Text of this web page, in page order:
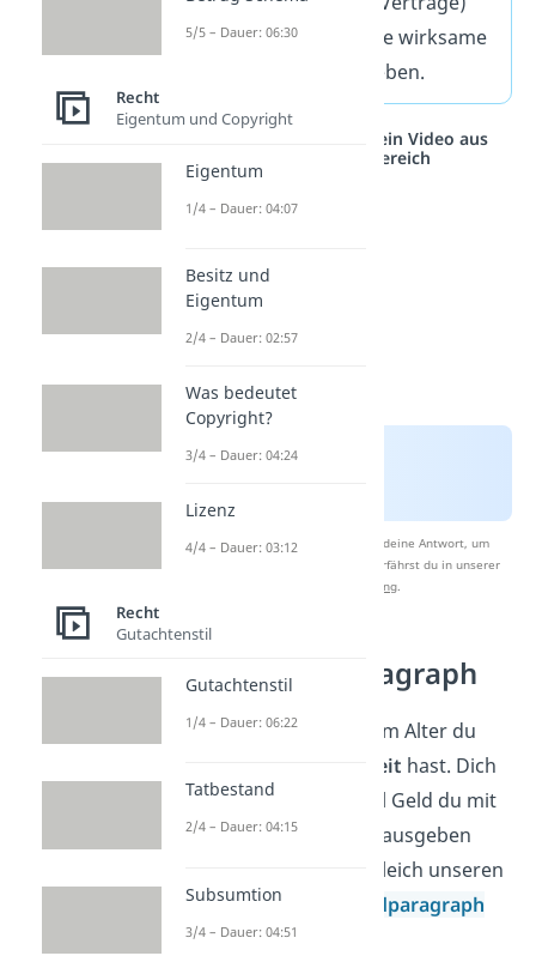
abschließen — also eine wirksame
abgeben.
Studyflix vernetzt: Hier ein Video aus
einem anderen Bereich
Nach Beantwortung speichern wir deine Antwort, um
Studyflix zu verbessern. Mehr dazu erfährst du in unserer
Datenschutzerklärung.
Taschengeldparagraph
Jetzt weißt du, ab welchem Alter du
Geschäftsfähigkeit hast. Dich
interessiert auch, wie viel Geld du mit
einem bestimmten Alter ausgeben
darfst? Dann schau dir gleich unseren
Beitrag zumTaschengeldparagraph
an!
5/5 – Dauer: 06:30
Recht
Eigentum und Copyright
Eigentum
1/4 – Dauer: 04:07
Besitz und
Eigentum
2/4 – Dauer: 02:57
Was bedeutet
Copyright?
3/4 – Dauer: 04:24
Lizenz
4/4 – Dauer: 03:12
Recht
Gutachtenstil
Gutachtenstil
1/4 – Dauer: 06:22
Tatbestand
2/4 – Dauer: 04:15
Subsumtion
3/4 – Dauer: 04:51